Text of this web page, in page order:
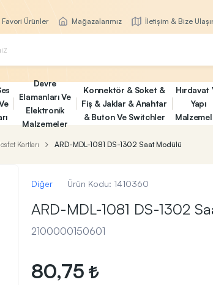
Favori Ürünler Mağazalarımız İletişim & Bize
Devre
Elamanları Ve
Elektronik
Malzemeler
Konnektör & Soket &
Fiş & Jaklar & Anahtar
& Buton Ve Switchler
Hırdavat
Yapı
Kartları ARD-MDL-1081 DS-1302 Saat Modülü
Diğer Ürün Kodu: 1410360
ARD-MDL-1081 DS-1302
2100000150601
80,75